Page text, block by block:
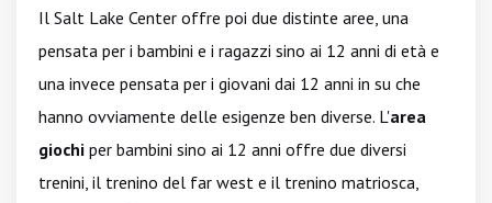
Il Salt Lake Center offre poi due distinte aree, una
pensata per i bambini e i ragazzi sino ai 12 anni di età e
una invece pensata per i giovani dai 12 anni in su che
hanno ovviamente delle esigenze ben diverse. L'area
giochi per bambini sino ai 12 anni offre due diversi
trenini, il trenino del far west e il trenino matriosca,